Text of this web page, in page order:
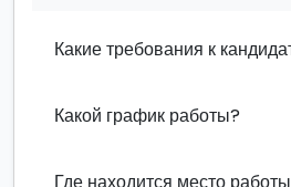
Какие требования к
Какой график работы?
Где находится место